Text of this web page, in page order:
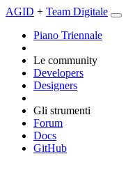
AGID + Team Digitale
Piano Triennale
Le community
Developers
Designers
Gli strumenti
Forum
Docs
GitHub